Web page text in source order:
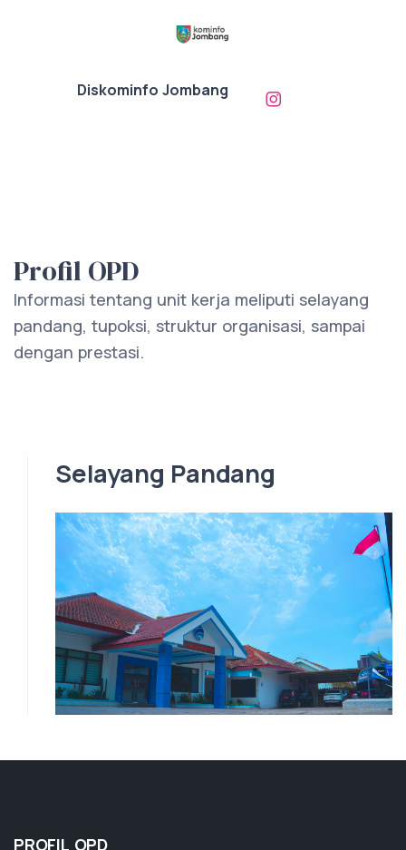
Diskominfo Jombang
Profil OPD
Informasi tentang unit kerja meliputi selayang
pandang, tupoksi, struktur organisasi, sampai
dengan prestasi.
Selayang Pandang
PROFIL OPD